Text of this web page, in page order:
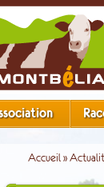
Accueil»